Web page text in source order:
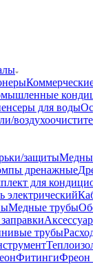
для воды
защиты
дренажные
для
электрический
Медные трубы
трубы
ФитингиФреон